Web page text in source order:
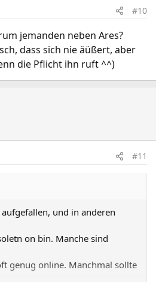
#10
jemanden neben Ares?
dass sich nie äüßert, aber
die Pflicht ihn ruft ^^)
#11
und in anderen
on bin. Manche sind
genug online. Manchmal sollte